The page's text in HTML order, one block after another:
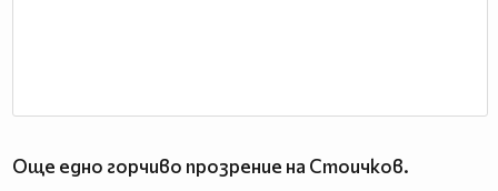
Още едно горчиво прозрение на Стоичков.